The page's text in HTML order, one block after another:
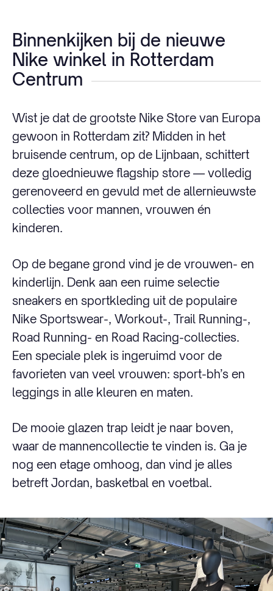
Binnenkijken bij de nieuwe
Nike winkel in Rotterdam
Centrum
Wist je dat de grootste Nike Store van Europa
gewoon in Rotterdam zit? Midden in het
bruisende centrum, op de Lijnbaan, schittert
deze gloednieuwe flagship store — volledig
gerenoveerd en gevuld met de allernieuwste
collecties voor mannen, vrouwen én
kinderen.
Op de begane grond vind je de vrouwen- en
kinderlijn. Denk aan een ruime selectie
sneakers en sportkleding uit de populaire
Nike Sportswear-, Workout-, Trail Running-,
Road Running- en Road Racing-collecties.
Een speciale plek is ingeruimd voor de
favorieten van veel vrouwen: sport-bh’s en
leggings in alle kleuren en maten.
De mooie glazen trap leidt je naar boven,
waar de mannencollectie te vinden is. Ga je
nog een etage omhoog, dan vind je alles
betreft Jordan, basketbal en voetbal.